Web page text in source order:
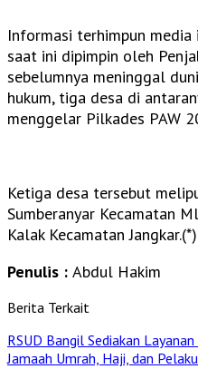
Informasi terhimpun
saat ini dipimpin oleh
sebelumnya meninggal
hukum, tiga desa di
menggelar Pilkades PAW
Ketiga desa tersebut
Sumberanyar Kecamatan
Kalak Kecamatan Jangkar.(*)
Penulis : Abdul Hakim
Berita Terkait
RSUD Bangil Sediakan
Jamaah Umrah, Haji, dan